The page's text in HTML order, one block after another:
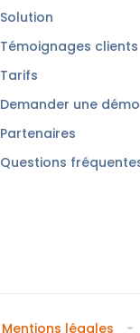
Solution
Témoignages clients
Tarifs
Demander une démo
Partenaires
Questions
Mentions légales